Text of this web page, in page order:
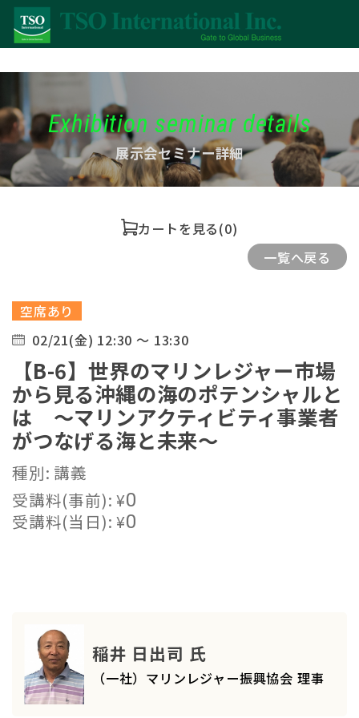
Exhibition seminar details
展示会セミナー詳細
カートを見る(0)
一覧へ戻る
空席あり
02/21(金) 12:30 ～ 13:30
【B-6】世界のマリンレジャー市場
から見る沖縄の海のポテンシャルと
は ～マリンアクティビティ事業者
がつなげる海と未来～
種別: 講義
受講料(事前):¥0
受講料(当日):¥0
稲井 日出司 氏
（一社）マリンレジャー振興協会 理事